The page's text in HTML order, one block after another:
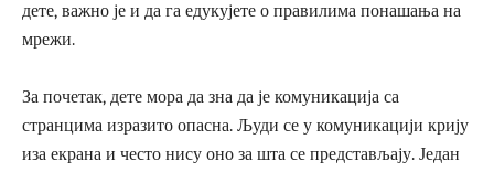
дете, важно је и да га едукујете о правилима понашања на
мрежи.
За почетак, дете мора да зна да је комуникација са
странцима изразито опасна. Људи се у комуникацији крију
иза екрана и често нису оно за шта се представљају. Један